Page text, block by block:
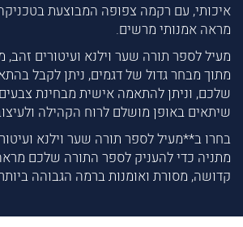
איכותי, עם רקמה צפופה המבוצעת
מראה אמנותי מרשים.
מעיל לספר תורה שער וילנא ועיטורים זהב,
מתוך מבחר גדול של דגמים, ניתן לקבל
שלכם, וניתן להתאמה אישית מבחינת צבעים
שיתאים באופן מושלם לרוח הקהילה
בחרו ב**מעיל לספר תורה שער וילנא
מתניה כדי להעניק לספר התורה שלכם
קדושה, מסורת ואומנות ברמה הגבוהה